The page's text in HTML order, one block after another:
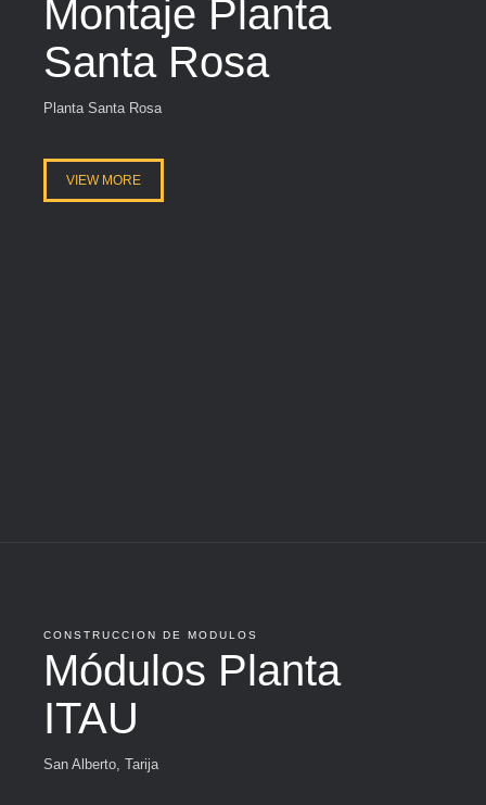
Montaje Planta
Santa Rosa
Planta Santa Rosa
VIEW MORE
CONSTRUCCION DE MODULOS
Módulos Planta
ITAU
San Alberto, Tarija